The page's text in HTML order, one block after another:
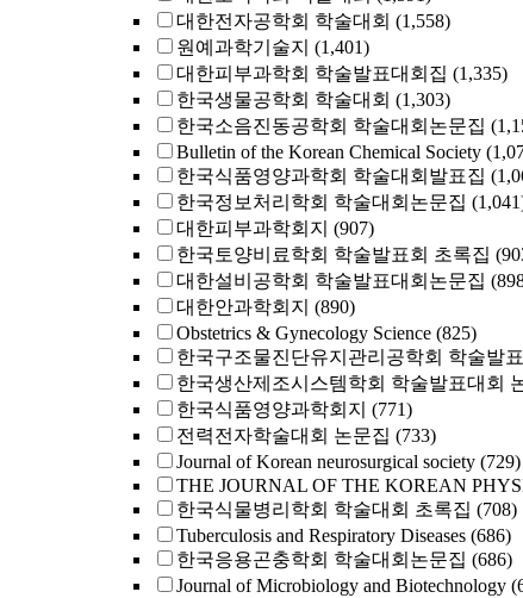
대한전자공학회 학술대회 (1,558)
원예과학기술지 (1,401)
대한피부과학회 학술발표대회집 (1,335)
한국생물공학회 학술대회 (1,303)
한국소음진동공학회 학술대회논문집
Bulletin of the Korean Chemical Society
한국식품영양과학회 학술대회발표집
한국정보처리학회 학술대회논문집
대한피부과학회지 (907)
한국토양비료학회 학술발표회 초록집
대한설비공학회 학술발표대회논문집
대한안과학회지 (890)
Obstetrics & Gynecology Science (825)
한국구조물진단유지관리공학회 학술발
한국생산제조시스템학회 학술발표대회
한국식품영양과학회지 (771)
전력전자학술대회 논문집 (733)
Journal of Korean neurosurgical society (729)
THE JOURNAL OF THE KOREAN
한국식물병리학회 학술대회 초록집 (708)
Tuberculosis and Respiratory Diseases (686)
한국응용곤충학회 학술대회논문집 (686)
Journal of Microbiology and Biotechnology